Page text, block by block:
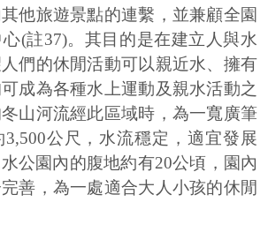
他旅遊景點的連繫，並兼顧全園
(註37)。其目的是在建立人與水
們的休閒活動可以親近水、擁有
成為各種水上運動及親水活動之
山河流經此區域時，為一寬廣筆
公尺，水流穩定，適宜發展
公園內的腹地約有20公頃，園內
善，為一處適合大人小孩的休閒